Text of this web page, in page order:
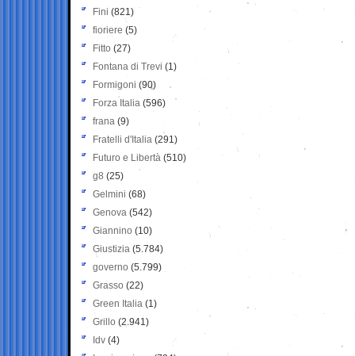
Fini (821)
fioriere (5)
Fitto (27)
Fontana di Trevi (1)
Formigoni (90)
Forza Italia (596)
frana (9)
Fratelli d'Italia (291)
Futuro e Libertà (510)
g8 (25)
Gelmini (68)
Genova (542)
Giannino (10)
Giustizia (5.784)
governo (5.799)
Grasso (22)
Green Italia (1)
Grillo (2.941)
Idv (4)